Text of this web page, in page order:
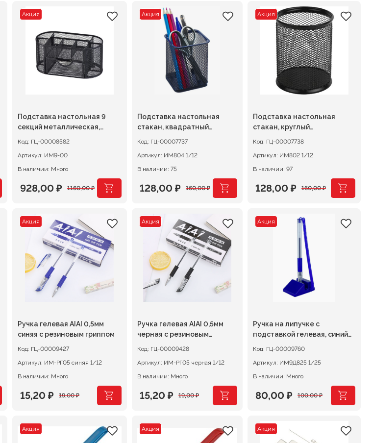
Акция
Подставка настольная 9
секций металлическая,
Код: ГЦ-00008582
Артикул: ИМ9-00
В наличии: Много
1160,00₽
Первоначальная
составляла
1160,00 ₽.
928,00 ₽
Текущая
928,00 ₽.
Акция
Подставка настольная
стакан, квадратный
Код: ГЦ-00007737
Артикул:
ИМ804 1/12
В наличии: 75
160,00₽
Первоначальная
составляла
160,00 ₽.
128,00 ₽
Текущая
128,00 ₽.
Акция
Подставка настольная
стакан, круглый
Код: ГЦ-00007738
Артикул:
ИМ802 1/12
В наличии: 97
160,00₽
Первоначальная
составляла
128,00 ₽
Текущая
128,00 ₽.
Акция
Ручка гелевая AIAI 0,5мм
синяя с резиновым гриппом
Код: ГЦ-00009427
Артикул:
ИМ-РГ05 синяя 1/12
В наличии: Много
19,00₽
Первоначальная
составляла
15,20 ₽
Текущая
15,20 ₽.
Акция
Ручка гелевая AIAI 0,5мм
черная с резиновым
Код: ГЦ-00009428
Артикул:
ИМ-РГ05 черная 1/12
В наличии: Много
19,00₽
Первоначальная
составляла
15,20 ₽
Текущая
15,20 ₽.
Акция
Ручка на липучке с
подставкой гелевая, синий
Код: ГЦ-00009760
Артикул:
ИМ9Д825 1/25
В наличии: Много
100,00₽
Первоначальная
составляла
80,00 ₽
Текущая
80,00 ₽.
Акция Акция Акция